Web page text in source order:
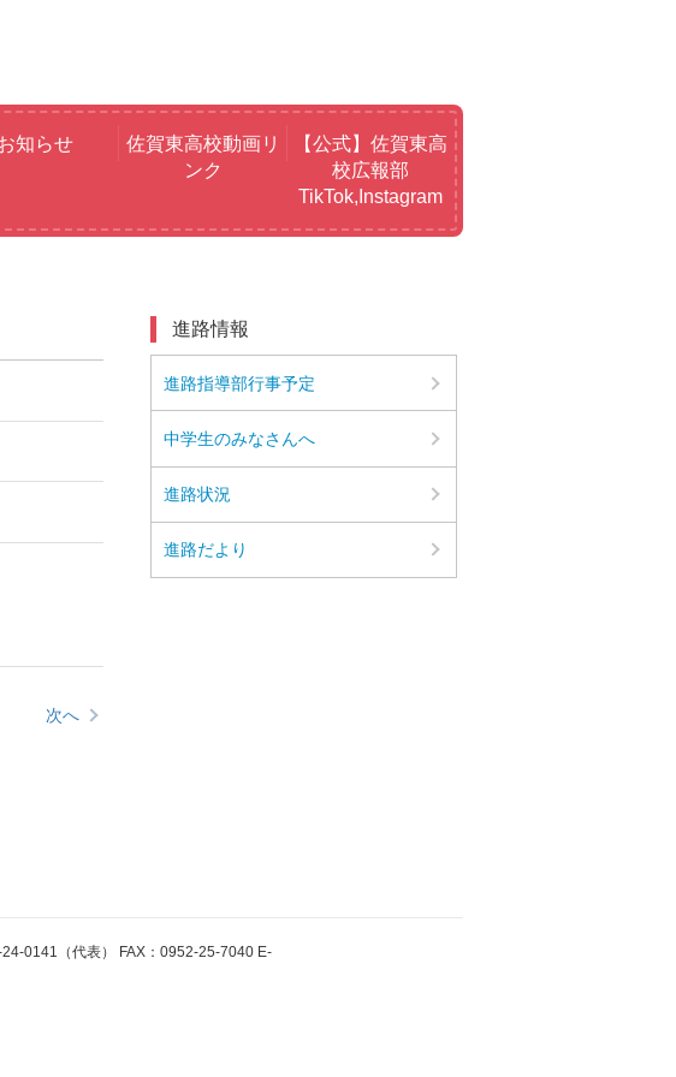
知らせ
佐賀東高校動画リ
ンク
【公式】佐賀東高
校広報部
TikTok,Instagram
次へ
進路情報
進路指導部行事予定
中学生のみなさんへ
進路状況
進路だより
0141（代表） FAX：0952-25-7040 E-